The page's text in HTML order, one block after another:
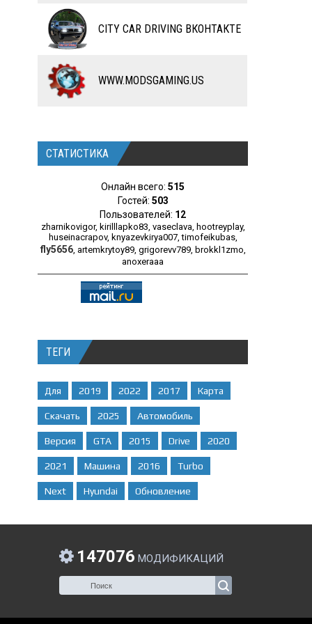
ЧИТЫ
ПРОГРАММЫ
РАЗНОЕ
CITY CAR DRIVING ВКОНТАКТЕ
WWW.MODSGAMING.US
СТАТИСТИКА
Онлайн всего:515
Гостей: 503
Пользователей: 12
zharnikovigor, kirilllapko83, vaseclava, hootreyplay,
huseinacrapov, knyazevkirya007,timofeikubas,
fly5656, artemkrytoy89, grigorevv789, brokkl1zmo,
anoxeraaa
ТЕГИ
Для 2019 2022 2017 Карта
Скачать 2025 Автомобиль
Версия GTA 2015 Drive 2020
2021 Машина 2016 Turbo
Next Hyundai Обновление
147076 МОДИФИКАЦИЙ